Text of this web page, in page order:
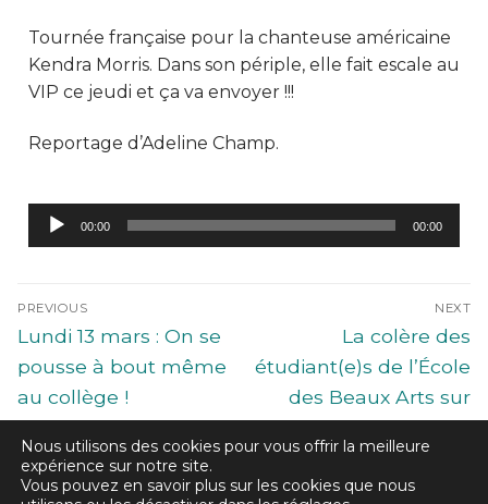
Tournée française pour la chanteuse américaine
Kendra Morris. Dans son périple, elle fait escale au
VIP ce jeudi et ça va envoyer !!!
Reportage d’Adeline Champ.
Lecteur
audio
00:00 00:00
PREVIOUS
Lundi 13 mars : On se
pousse à bout même
au collège !
NEXT
La colère des
étudiant(e)s de l’École
des Beaux Arts sur
Saint-Nazaire
Nous utilisons des cookies pour vous offrir la meilleure
expérience sur notre site.
Vous pouvez en savoir plus sur les cookies que nous